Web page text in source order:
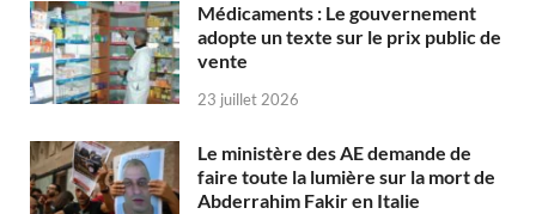
Médicaments : Le gouvernement
adopte un texte sur le prix public de
vente
23 juillet 2026
Le ministère des AE demande de
faire toute la lumière sur la mort de
Abderrahim Fakir en Italie